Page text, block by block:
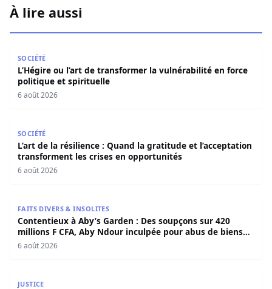
À lire aussi
SOCIÉTÉ
L’Hégire ou l’art de transformer la vulnérabilité en force
politique et spirituelle
6 août 2026
SOCIÉTÉ
L’art de la résilience : Quand la gratitude et l’acceptation
transforment les crises en opportunités
6 août 2026
FAITS DIVERS & INSOLITES
Contentieux à Aby’s Garden : Des soupçons sur 420
millions F CFA, Aby Ndour inculpée pour abus de biens
sociaux
6 août 2026
JUSTICE